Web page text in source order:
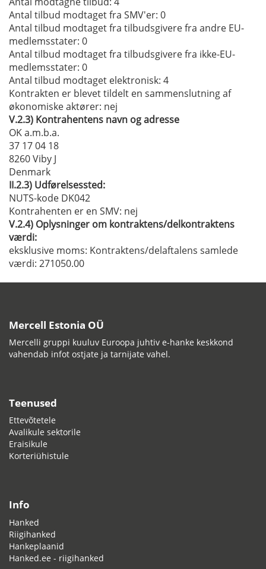
Antal tilbud modtaget fra SMV'er: 0
Antal tilbud modtaget fra tilbudsgivere fra andre EU-
medlemsstater: 0
Antal tilbud modtaget fra tilbudsgivere fra ikke-EU-
medlemsstater: 0
Antal tilbud modtaget elektronisk: 4
Kontrakten er blevet tildelt en sammenslutning af
økonomiske aktører: nej
V.2.3) Kontrahentens navn og adresse
OK a.m.b.a.
37 17 04 18
8260 Viby J
Denmark
II.2.3) Udførelsessted:
NUTS-kode DK042
Kontrahenten er en SMV: nej
V.2.4) Oplysninger om kontraktens/delkontraktens
værdi:
eksklusive moms: Kontraktens/delaftalens samlede
værdi: 271050.00
Mercell Estonia OÜ
Mercelli gruppi kuuluv Euroopa juhtiv e-hanke keskkond
vahendab infot ostjate ja tarnijate vahel.
Teenused
Ettevõtetele
Avalikule sektorile
Eraisikule
Korteriühistule
Info
Hanked
Riigihanked
Hankeplaanid
Hanked.ee - riigihanked